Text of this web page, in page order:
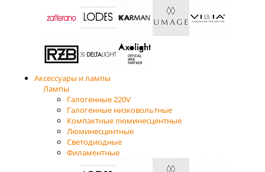
Аксессуары и лампы
Лампы
Галогенные 220V
Галогенные низковольтные
Компактные люминесцентные
Люминесцентные
Светодиодные
Филаментные